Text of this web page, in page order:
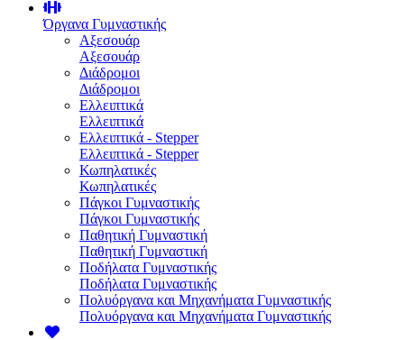
Όργανα Γυμναστικής
Αξεσουάρ
Αξεσουάρ
Διάδρομοι
Διάδρομοι
Ελλειπτικά
Ελλειπτικά
Ελλειπτικά - Stepper
Ελλειπτικά - Stepper
Κωπηλατικές
Κωπηλατικές
Πάγκοι Γυμναστικής
Πάγκοι Γυμναστικής
Παθητική Γυμναστική
Παθητική Γυμναστική
Ποδήλατα Γυμναστικής
Ποδήλατα Γυμναστικής
Πολυόργανα και Μηχανήματα Γυμναστικής
Πολυόργανα και Μηχανήματα Γυμναστικής